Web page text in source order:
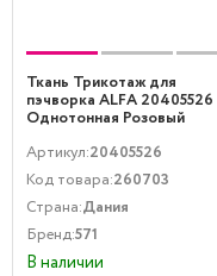
Ткань Трикотаж для
пэчворка ALFA 20405526
Однотонная Розовый
Артикул:20405526
Код товара:260703
Страна:Дания
Бренд:571
В наличии